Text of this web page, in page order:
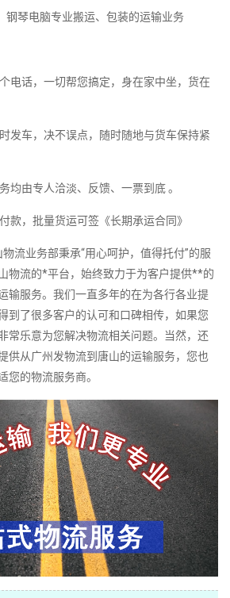
钢琴电脑专业搬运、包装的运输业务
电话，一切帮您搞定，身在家中坐，货在
发车，决不误点，随时随地与货车保持紧
均由专人洽淡、反馈、一票到底 。
款，批量货运可签《长期承运合同》
流业务部秉承“用心呵护，值得托付”的服
物流的*平台，始终致力于为客户提供**的
输服务。我们一直多年的在为各行各业提
到了很多客户的认可和口碑相传，如果您
常乐意为您解决物流相关问题。当然，还
供从广州发物流到唐山的运输服务，您也
您的物流服务商。